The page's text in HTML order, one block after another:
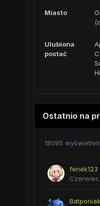
Miasto
Ulubiona
postać
Ostatnio na
18095
fenek123
Czerwiec
Batponiak